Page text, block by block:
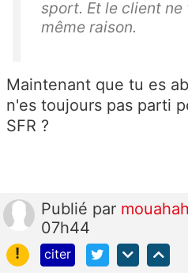
sport. Et le client
même raison.
Maintenant que tu es
n'es toujours pas parti
SFR ?
Publié par
07h44
!
citer